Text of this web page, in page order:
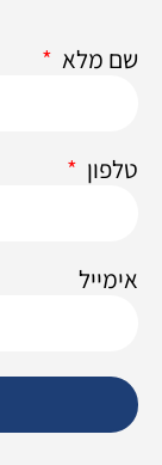
שם מלא
טלפון
אימייל